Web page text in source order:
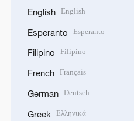
English English
Esperanto Esperanto
Filipino Filipino
French Français
German Deutsch
Greek Ελληνικά